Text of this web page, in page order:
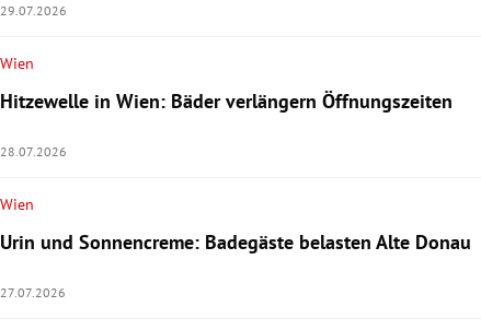
29.07.2026
Wien
Hitzewelle in Wien: Bäder verlängern Öffnungszeiten
28.07.2026
Wien
Urin und Sonnencreme: Badegäste belasten Alte Donau
27.07.2026